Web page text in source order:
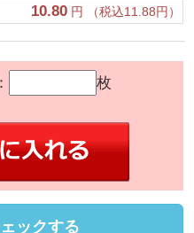
10.80 円 （税込11.88円）
枚
ックする